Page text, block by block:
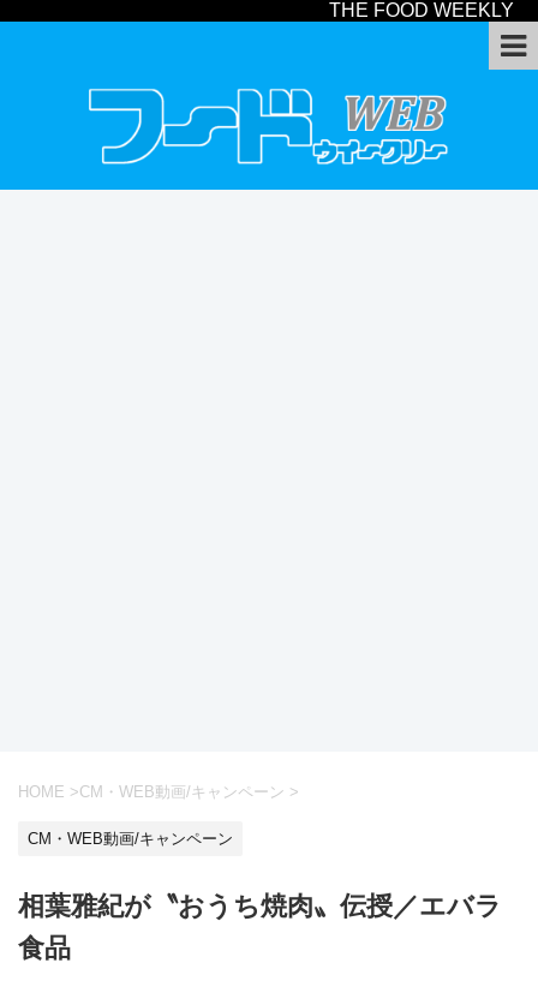
THE FOOD WEEKLY
HOME >CM・WEB動画/キャンペーン >
CM・WEB動画/キャンペーン
相葉雅紀が〝おうち焼肉〟伝授／エバラ
食品